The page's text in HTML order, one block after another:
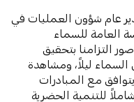
عام شؤون العمليات في
العامة للسماء
التزامنا بتحقيق
ليلاً، ومشاهدة
مع المبادرات
للتنمية الحضرية